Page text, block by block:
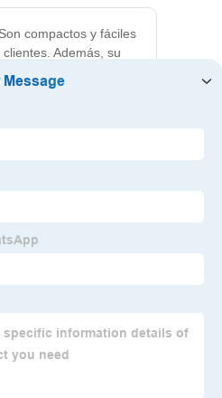
compactos y fáciles
Además, su